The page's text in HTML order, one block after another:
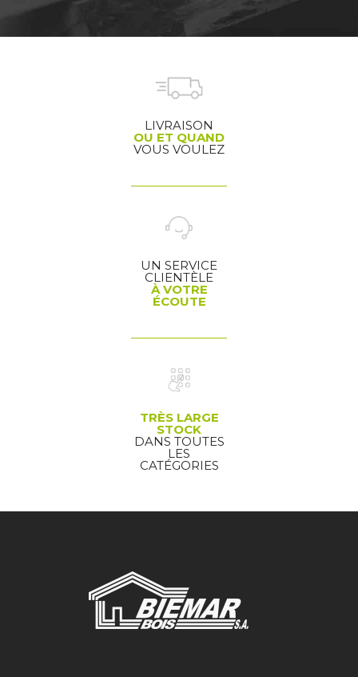
LIVRAISON
OU ET QUAND
VOUS VOULEZ
UN SERVICE
CLIENTÈLE
À VOTRE
ÉCOUTE
TRÈS LARGE
STOCK
DANS TOUTES
LES
CATÉGORIES